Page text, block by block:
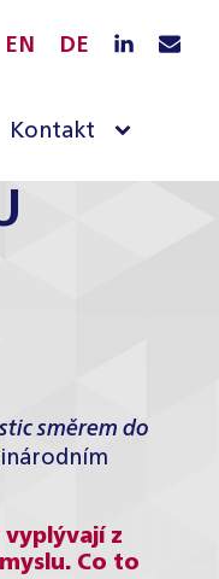
EN DE
Kontakt
směrem do
vyplývají z
Co to